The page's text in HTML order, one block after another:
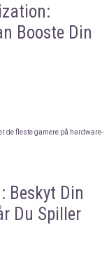
Booste Din
de fleste gamere på hardware-
Beskyt Din
Du Spiller